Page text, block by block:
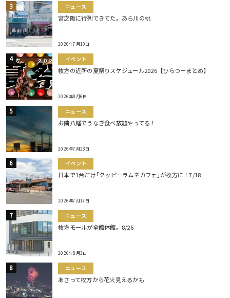
ニュース
宮之阪に行列できてた。あら川の桃
2026年7月10日
イベント
枚方の近所の夏祭りスケジュール2026【ひらつーまとめ】
2026年8月6日
ニュース
お隣八幡でうなぎ食べ放題やってる！
2026年7月23日
イベント
日本で1台だけ｢クッピーラムネカフェ｣が枚方に！7/18
2026年7月17日
ニュース
枚方モールが全館休館。8/26
2026年8月3日
ニュース
あさって枚方から花火見えるかも